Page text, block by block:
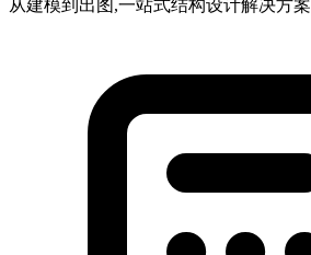
从建模到出图,一站式结构设计解决方案